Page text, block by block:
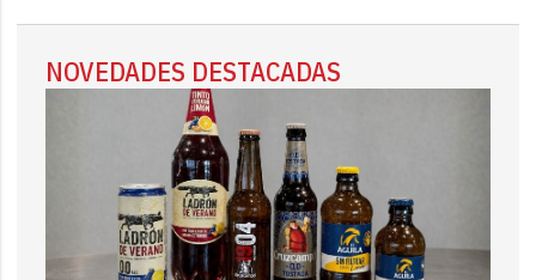
NOVEDADES DESTACADAS